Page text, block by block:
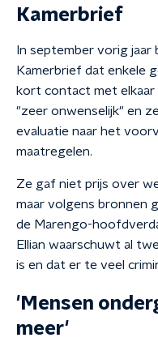
Kamerbrief
In september vorig jaar
Kamerbrief dat enkele
kort contact met elkaar
"zeer onwenselijk" en
evaluatie naar het
maatregelen.
Ze gaf niet prijs over
maar volgens bronnen
de Marengo-
Ellian waarschuwt al
is en dat er te veel
'Mensen
meer'